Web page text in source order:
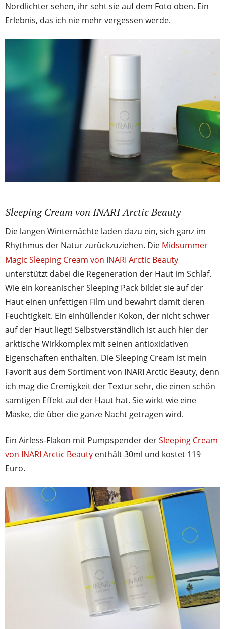
Nordlichter sehen, ihr seht sie auf dem Foto oben. Ein
Erlebnis, das ich nie mehr vergessen werde.
Sleeping Cream von INARI Arctic Beauty
Die langen Winternächte laden dazu ein, sich ganz im
Rhythmus der Natur zurückzuziehen. Die Midsummer
Magic Sleeping Cream von INARI Arctic Beauty
unterstützt dabei die Regeneration der Haut im Schlaf.
Wie ein koreanischer Sleeping Pack bildet sie auf der
Haut einen unfettigen Film und bewahrt damit deren
Feuchtigkeit. Ein einhüllender Kokon, der nicht schwer
auf der Haut liegt! Selbstverständlich ist auch hier der
arktische Wirkkomplex mit seinen antioxidativen
Eigenschaften enthalten. Die Sleeping Cream ist mein
Favorit aus dem Sortiment von INARI Arctic Beauty, denn
ich mag die Cremigkeit der Textur sehr, die einen schön
samtigen Effekt auf der Haut hat. Sie wirkt wie eine
Maske, die über die ganze Nacht getragen wird.
Ein Airless-Flakon mit Pumpspender derSleeping Cream
von INARI Arctic Beauty enthält 30ml und kostet 119
Euro.